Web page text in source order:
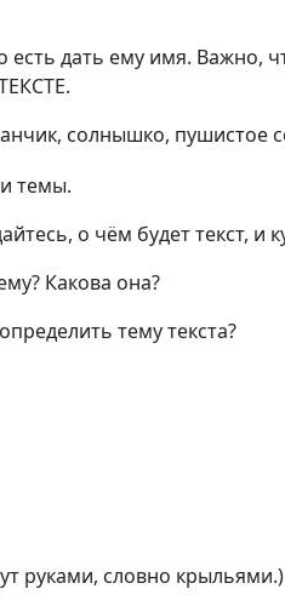
есть дать ему имя. Важно,
солнышко, пушистое
темы.
о чём будет текст,
Какова она?
тему текста?
руками, словно крыльями.)